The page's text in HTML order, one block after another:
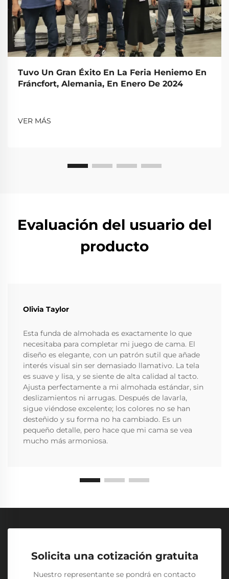
Tuvo Un Gran Éxito En La Feria Heniemo En
Fráncfort, Alemania, En Enero De 2024
VER MÁS
Evaluación del usuario del
producto
Olivia Taylor
Esta funda de almohada es exactamente lo que
necesitaba para completar mi juego de cama. El
diseño es elegante, con un patrón sutil que añade
interés visual sin ser demasiado llamativo. La tela
es suave y lisa, y se siente de alta calidad al tacto.
Ajusta perfectamente a mi almohada estándar, sin
deslizamientos ni arrugas. Después de lavarla,
sigue viéndose excelente; los colores no se han
desteñido y su forma no ha cambiado. Es un
pequeño detalle, pero hace que mi cama se vea
mucho más armoniosa.
Solicita una cotización gratuita
Nuestro representante se pondrá en contacto